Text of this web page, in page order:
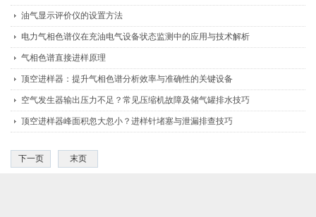
油气显示评价仪的设置方法
电力气相色谱仪在充油电气设备状态监测中的应用与技术解析
气相色谱直接进样原理
顶空进样器：提升气相色谱分析效率与准确性的关键设备
空气发生器输出压力不足？常见压缩机故障及储气罐排水技巧
顶空进样器峰面积忽大忽小？进样针堵塞与泄漏排查技巧
下一页 末页